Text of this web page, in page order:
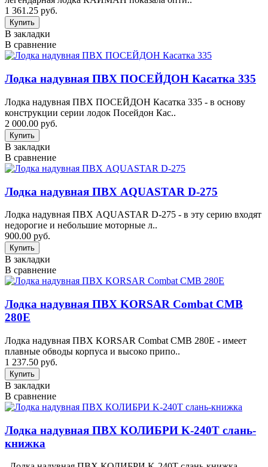
1 361.25 руб.
В закладки
В сравнение
Лодка надувная ПВХ ПОСЕЙДОН Касатка 335
Лодка надувная ПВХ ПОСЕЙДОН Касатка 335 - в основу
конструкции серии лодок Посейдон Кас..
2 000.00 руб.
В закладки
В сравнение
Лодка надувная ПВХ AQUASTAR D-275
Лодка надувная ПВХ AQUASTAR D-275 - в эту серию входят
недорогие и небольшие моторные л..
900.00 руб.
В закладки
В сравнение
Лодка надувная ПВХ KORSAR Combat CMB
280E
Лодка надувная ПВХ KORSAR Combat CMB 280E - имеет
плавные обводы корпуса и высоко припо..
1 237.50 руб.
В закладки
В сравнение
Лодка надувная ПВХ КОЛИБРИ K-240T слань-
книжка